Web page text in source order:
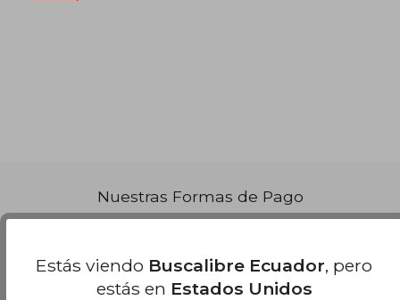
Nuestras Formas de Pago
Estás viendo Buscalibre Ecuador, pero
estás en Estados Unidos